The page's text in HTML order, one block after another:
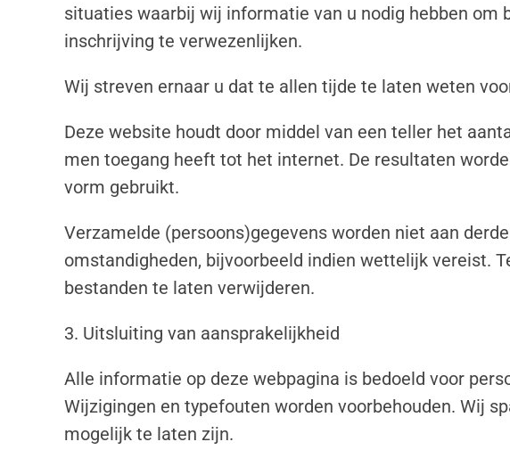
situaties waarbij wij informatie van u nodig hebben om
inschrijving te verwezenlijken.
Wij streven ernaar u dat te allen tijde te laten weten
Deze website houdt door middel van een teller het
men toegang heeft tot het internet. De resultaten
vorm gebruikt.
Verzamelde (persoons)gegevens worden niet aan
omstandigheden, bijvoorbeeld indien wettelijk vereist.
bestanden te laten verwijderen.
3. Uitsluiting van aansprakelijkheid
Alle informatie op deze webpagina is bedoeld voor
Wijzigingen en typefouten worden voorbehouden. Wij
mogelijk te laten zijn.